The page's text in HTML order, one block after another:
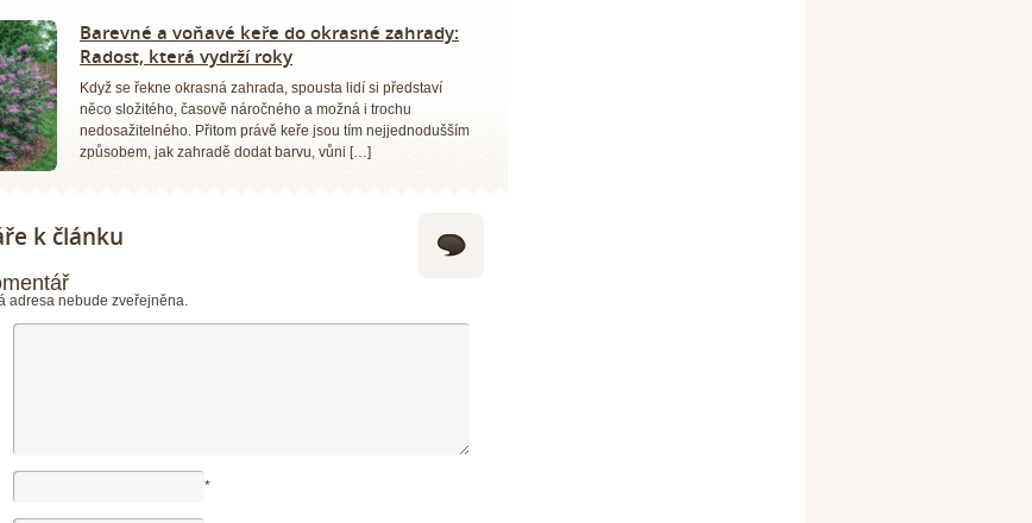
Barevné a voňavé keře do okrasné zahrady:
Radost, která vydrží roky
Když se řekne okrasná zahrada, spousta lidí si představí
něco složitého, časově náročného a možná i trochu
nedosažitelného. Přitom právě keře jsou tím nejjednodušším
způsobem, jak zahradě dodat barvu, vůni […]
k článku
adresa nebude zveřejněna.
*